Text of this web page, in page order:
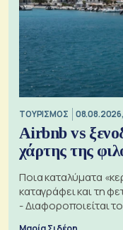
ΤΟΥΡΙΣΜΟΣ
Airbnb vs
χάρτης της
Ποια καταλύματα
καταγράφει και τη
- Διαφοροποιείται